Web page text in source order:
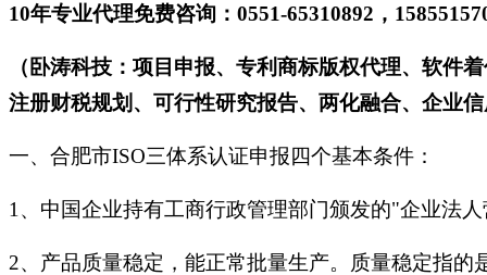
10年专业代理免费咨询：0551-65310892，
（卧涛科技：项目申报、专利商标版权代理、软件
注册财税规划、可行性研究报告、两化融合、企业
一、合肥市ISO三体系认证申报四个基本条件：
1、中国企业持有工商行政管理部门颁发的"企业法
2、产品质量稳定，能正常批量生产。质量稳定指